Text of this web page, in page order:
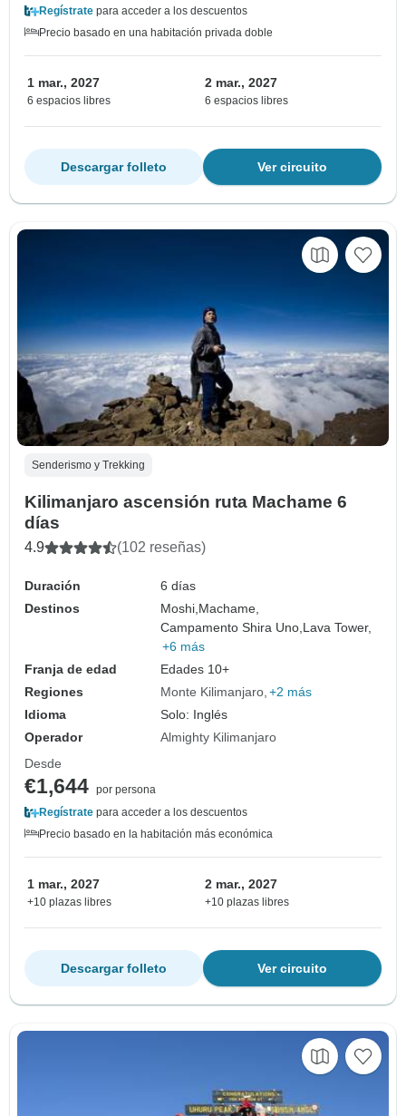
Regístrate para acceder a los descuentos
Precio basado en una habitación privada doble
1 mar., 2027
6 espacios libres
2 mar., 2027
6 espacios libres
Ver circuito
Descargar folleto
Senderismo y Trekking
Kilimanjaro ascensión ruta Machame 6
días
4.9 (102 reseñas)
Duración
6 días
Destinos
Moshi, Machame,
Campamento Shira Uno, Lava Tower,
+6 más
Franja de edad
Edades 10+
Regiones
Monte Kilimanjaro +2 más
Idioma
Solo: Inglés
Operador
Almighty Kilimanjaro
Desde
€1,644 por persona
Regístrate para acceder a los descuentos
Precio basado en la habitación más económica
1 mar., 2027
+10 plazas libres
2 mar., 2027
+10 plazas libres
Ver circuito
Descargar folleto